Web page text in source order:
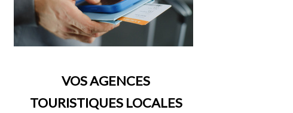
VOS AGENCES
TOURISTIQUES LOCALES